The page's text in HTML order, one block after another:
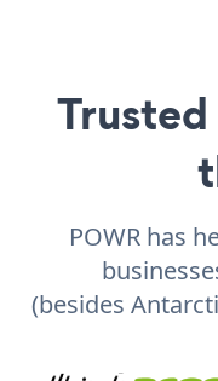
POWR has
(besides